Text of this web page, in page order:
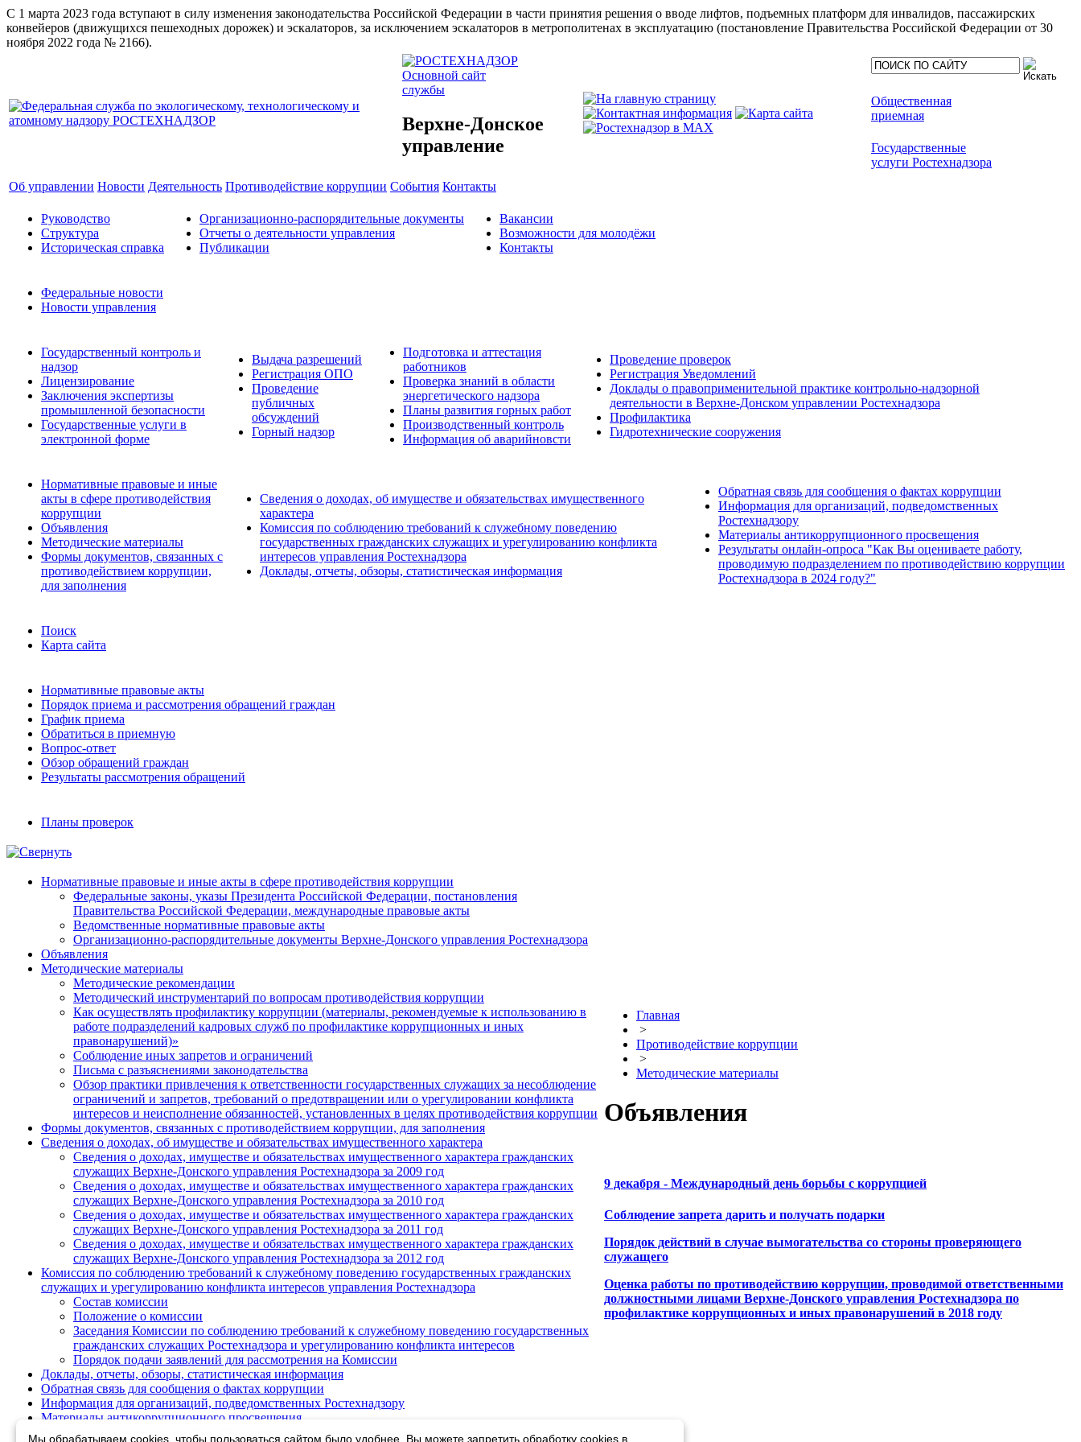
С 1 марта 2023 года вступают в силу изменения законодательства Российской Федерации в части принятия решения о вводе лифтов, подъемных платформ для инвалидов, пассажирских
конвейеров (движущихся пешеходных дорожек) и эскалаторов, за исключением эскалаторов в метрополитенах в эксплуатацию (постановление Правительства Российской Федерации от 30
ноября 2022 года № 2166).
Основной сайт
службы
Верхне-Донское
управление
Общественная
приемная
Государственные
услуги Ростехнадзора
Об управлении Новости Деятельность Противодействие коррупции События Контакты
Руководство
Структура
Историческая справка
Организационно-распорядительные документы
Отчеты о деятельности управления
Публикации
Вакансии
Возможности для молодёжи
Контакты
Федеральные новости
Новости управления
Государственный контроль и
надзор
Лицензирование
Заключения экспертизы
промышленной безопасности
Государственные услуги в
электронной форме
Выдача разрешений
Регистрация ОПО
Проведение
публичных
обсуждений
Горный надзор
Подготовка и аттестация
работников
Проверка знаний в области
энергетического надзора
Планы развития горных работ
Производственный контроль
Информация об аварийновсти
Проведение проверок
Регистрация Уведомлений
Доклады о правоприменительной практике контрольно-надзорной
деятельности в Верхне-Донском управлении Ростехнадзора
Профилактика
Гидротехнические сооружения
Нормативные правовые и иные
акты в сфере противодействия
коррупции
Объявления
Методические материалы
Формы документов, связанных с
противодействием коррупции,
для заполнения
Сведения о доходах, об имуществе и обязательствах имущественного
характера
Комиссия по соблюдению требований к служебному поведению
государственных гражданских служащих и урегулированию конфликта
интересов управления Ростехнадзора
Доклады, отчеты, обзоры, статистическая информация
Обратная связь для сообщения о фактах коррупции
Информация для организаций, подведомственных
Ростехнадзору
Материалы антикоррупционного просвещения
Результаты онлайн-опроса "Как Вы оцениваете работу,
проводимую подразделением по противодействию коррупции
Ростехнадзора в 2024 году?"
Поиск
Карта сайта
Нормативные правовые акты
Порядок приема и рассмотрения обращений граждан
График приема
Обратиться в приемную
Вопрос-ответ
Обзор обращений граждан
Результаты рассмотрения обращений
Планы проверок
Нормативные правовые и иные акты в сфере противодействия коррупции
Федеральные законы, указы Президента Российской Федерации, постановления
Правительства Российской Федерации, международные правовые акты
Ведомственные нормативные правовые акты
Организационно-распорядительные документы Верхне-Донского управления Ростехнадзора
Объявления
Методические материалы
Методические рекомендации
Методический инструментарий по вопросам противодействия коррупции
Как осуществлять профилактику коррупции (материалы, рекомендуемые к использованию в
работе подразделений кадровых служб по профилактике коррупционных и иных
правонарушений)»
Соблюдение иных запретов и ограничений
Письма с разъяснениями законодательства
Обзор практики привлечения к ответственности государственных служащих за несоблюдение
ограничений и запретов, требований о предотвращении или о урегулировании конфликта
интересов и неисполнение обязанностей, установленных в целях противодействия коррупции
Формы документов, связанных с противодействием коррупции, для заполнения
Сведения о доходах, об имуществе и обязательствах имущественного характера
Сведения о доходах, имуществе и обязательствах имущественного характера гражданских
служащих Верхне-Донского управления Ростехнадзора за 2009 год
Сведения о доходах, имуществе и обязательствах имущественного характера гражданских
служащих Верхне-Донского управления Ростехнадзора за 2010 год
Сведения о доходах, имуществе и обязательствах имущественного характера гражданских
служащих Верхне-Донского управления Ростехнадзора за 2011 год
Сведения о доходах, имуществе и обязательствах имущественного характера гражданских
служащих Верхне-Донского управления Ростехнадзора за 2012 год
Комиссия по соблюдению требований к служебному поведению государственных гражданских
служащих и урегулированию конфликта интересов управления Ростехнадзора
Состав комиссии
Положение о комиссии
Заседания Комиссии по соблюдению требований к служебному поведению государственных
гражданских служащих Ростехнадзора и урегулированию конфликта интересов
Порядок подачи заявлений для рассмотрения на Комиссии
Доклады, отчеты, обзоры, статистическая информация
Обратная связь для сообщения о фактах коррупции
Информация для организаций, подведомственных Ростехнадзору
Материалы антикоррупционного просвещения
Результаты онлайн-опроса "Как Вы оцениваете работу, проводимую подразделением по
Главная
>
Противодействие коррупции
>
Методические материалы
Объявления
9 декабря - Международный день борьбы с коррупцией
Соблюдение запрета дарить и получать подарки
Порядок действий в случае вымогательства со стороны проверяющего
служащего
Оценка работы по противодействию коррупции, проводимой ответственными
должностными лицами Верхне-Донского управления Ростехнадзора по
профилактике коррупционных и иных правонарушений в 2018 году
Мы обрабатываем cookies, чтобы пользоваться сайтом было удобнее. Вы можете запретить обработку cookies в